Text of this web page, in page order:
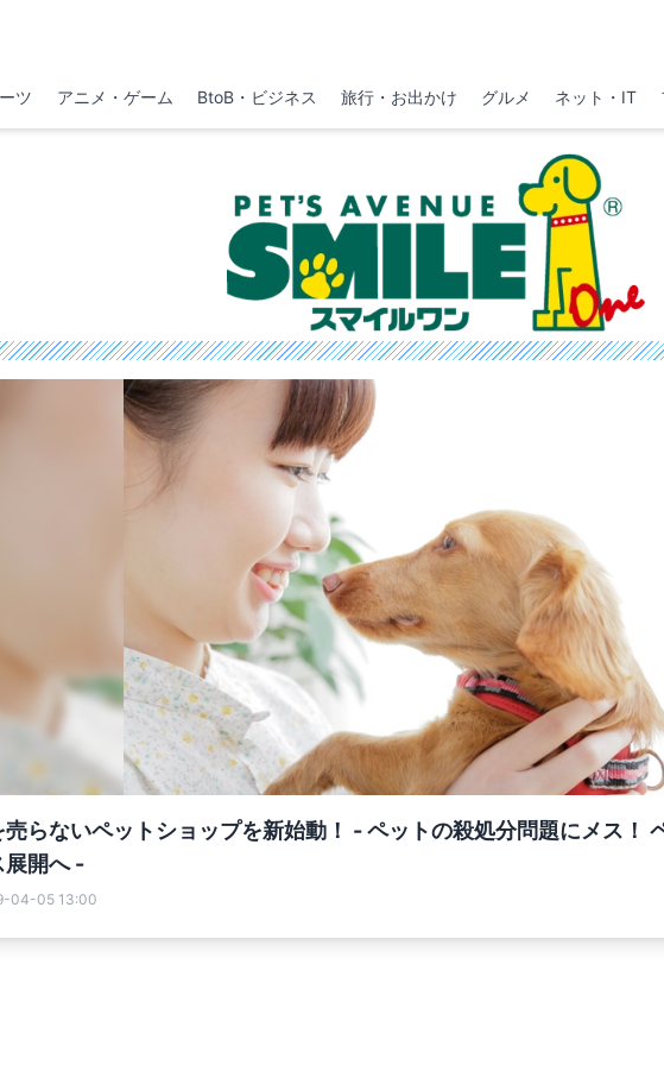
ツ アニメ・ゲーム BtoB・ビジネス 旅行・お出かけ グルメ ネット・IT
売らないペットショップを新始動！ - ペットの殺処分問題にメス！
展開へ -
04-05 13:00